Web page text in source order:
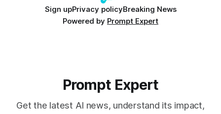
Sign upPrivacy policyBreaking News
Powered by Prompt Expert
Prompt Expert
Get the latest AI news, understand its impact,